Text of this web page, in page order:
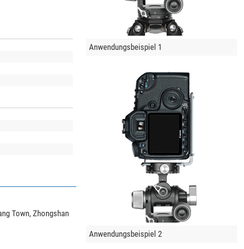
Town, Zhongshan
Anwendungsbeispiel 1
Anwendungsbeispiel 2